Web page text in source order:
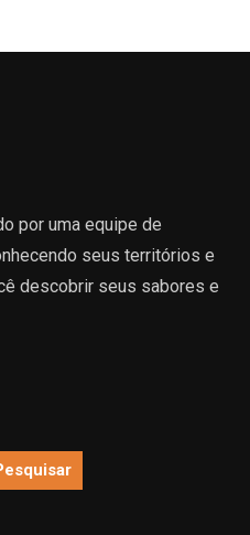
por uma equipe de
seus territórios e
descobrir seus sabores e